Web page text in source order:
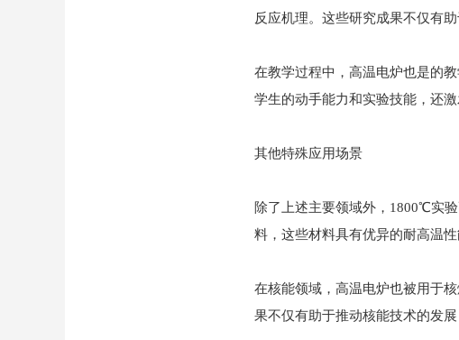
反应机理。这些研究成果不仅有
在教学过程中，高温电炉也是的
学生的动手能力和实验技能，还
其他特殊应用场景
除了上述主要领域外，1800℃实
料，这些材料具有优异的耐高温
在核能领域，高温电炉也被用于
果不仅有助于推动核能技术的发